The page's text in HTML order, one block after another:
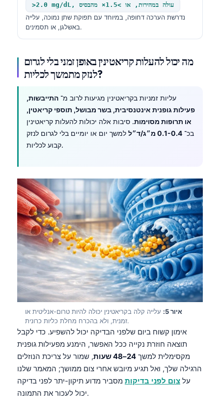
>2.0 mg/dL, עולה במהירות, או >1.5× מהבסיס
נדרשת הערכה דחופה, במיוחד עם תפוקת שתן נמוכה, עלייה
באשלגן, או תסמינים.
מה יכול להעלות קריאטינין באופן זמני בלי לגרום
לנזק מתמשך לכליות?
עליות זמניות בקריאטינין מגיעות לרוב מ־ התייבשות,
פעילות גופנית אינטנסיבית, בשר מבושל, תוספי קריאטין,
או תרופות מסוימות. סיבות אלה יכולות להעלות קריאטינין
בכ־ 0.1-0.4 מ״ג/ד״ל
למשך יום או יומיים בלי לגרום לנזק
קבוע לכליות.
איור 5:
עלייה קלה בקריאטינין יכולה להיות טרום-אנליטית או
זמנית, ולא בהכרח מחלת כליות כרונית.
אימון קשוח ביום שלפני הבדיקה יכול להשפיע. כדי לקבל
תוצאה חוזרת נקייה ככל האפשר, הימנע מפעילות גופנית
מקסימלית למשך 24–48 שעות
, שמור על צריכת הנוזלים
הרגילה שלך, ואל תגיע מיובש אחרי צום ממושך; המאמר שלנו
על צום לפני בדיקות מסביר מדוע תיקון-יתר לפני בדיקה
יכול לעכור את התמונה.